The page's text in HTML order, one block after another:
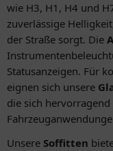
wie H3, H1, H4 und
zuverlässige
der Straße sorgt. Die
Statusanzeigen. Für
eignen sich unsere
die sich
Unsere Soffitten